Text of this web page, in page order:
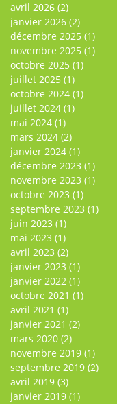
avril 2026 (2)
janvier 2026 (2)
décembre 2025 (1)
novembre 2025 (1)
octobre 2025 (1)
juillet 2025 (1)
octobre 2024 (1)
juillet 2024 (1)
mai 2024 (1)
mars 2024 (2)
janvier 2024 (1)
décembre 2023 (1)
novembre 2023 (1)
octobre 2023 (1)
septembre 2023 (1)
juin 2023 (1)
mai 2023 (1)
avril 2023 (2)
janvier 2023 (1)
janvier 2022 (1)
octobre 2021 (1)
avril 2021 (1)
janvier 2021 (2)
mars 2020 (2)
novembre 2019 (1)
septembre 2019 (2)
avril 2019 (3)
janvier 2019 (1)